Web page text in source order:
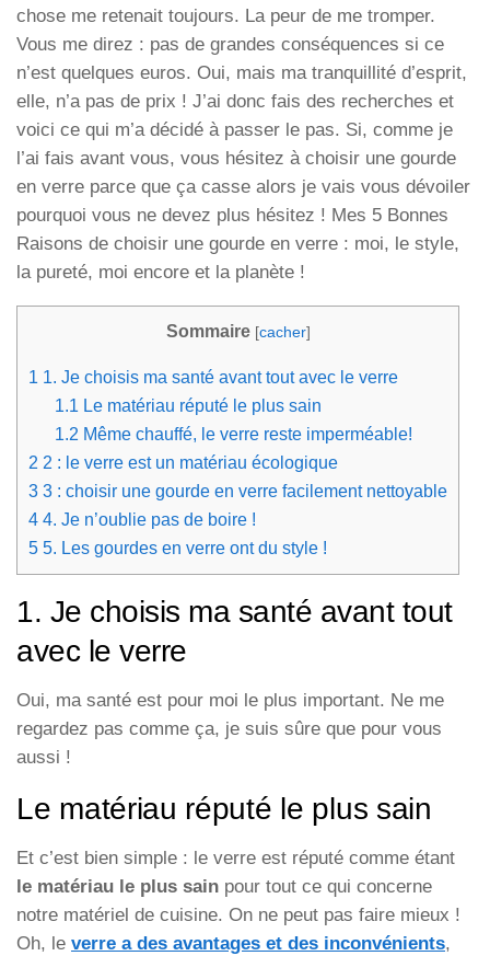
chose me retenait toujours. La peur de me tromper.
Vous me direz : pas de grandes conséquences si ce
n’est quelques euros. Oui, mais ma tranquillité d’esprit,
elle, n’a pas de prix ! J’ai donc fais des recherches et
voici ce qui m’a décidé à passer le pas. Si, comme je
l’ai fais avant vous, vous hésitez à choisir une gourde
en verre parce que ça casse alors je vais vous dévoiler
pourquoi vous ne devez plus hésitez ! Mes 5 Bonnes
Raisons de choisir une gourde en verre : moi, le style,
la pureté, moi encore et la planète !
Sommaire [cacher]
1 1. Je choisis ma santé avant tout avec le verre
1.1 Le matériau réputé le plus sain
1.2 Même chauffé, le verre reste imperméable!
2 2 : le verre est un matériau écologique
3 3 : choisir une gourde en verre facilement nettoyable
4 4. Je n’oublie pas de boire !
5 5. Les gourdes en verre ont du style !
1. Je choisis ma santé avant tout
avec le verre
Oui, ma santé est pour moi le plus important. Ne me
regardez pas comme ça, je suis sûre que pour vous
aussi !
Le matériau réputé le plus sain
Et c’est bien simple : le verre est réputé comme étant
le matériau le plus sain pour tout ce qui concerne
notre matériel de cuisine. On ne peut pas faire mieux !
Oh, le verre a des avantages et des inconvénients,